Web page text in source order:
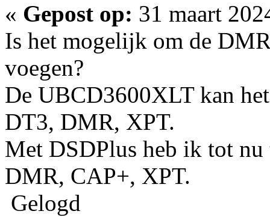
« Gepost op: 31 maart
Is het mogelijk om de
voegen?
De UBCD3600XLT kan
DT3, DMR, XPT.
Met DSDPlus heb ik tot nu
DMR, CAP+, XPT.
Gelogd